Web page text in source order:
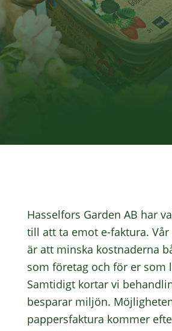
Hasselfors Garden AB har
till att ta emot e-faktura.
är att minska kostnaderna
som företag och för er som
Samtidigt kortar vi
besparar miljön.
pappersfaktura kommer